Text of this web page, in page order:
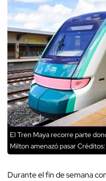
El Tren Maya recorre parte
Milton amenazó pasar
Durante el fin de semana